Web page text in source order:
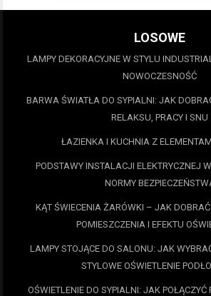
LOSOWE
LAMPY DEKORACYJNE W STYLU
NOWOCZESNOŚĆ
BARWA ŚWIATŁA DO SYPIALNI: JAK
RELAKSU, PRACY I SNU
ŁAZIENKA I KUCHNIA Z
PODSTAWY INSTALACJI ELEKTRYCZNEJ
NORMY
KĄT ŚWIECENIA ŻARÓWKI – JAK
POMIESZCZENIA I EFEKTU
LAMPY STOJĄCE DO SALONU: JAK
STYLOWE OŚWIETLENIE
OŚWIETLENIE DO SYPIALNI: JAK